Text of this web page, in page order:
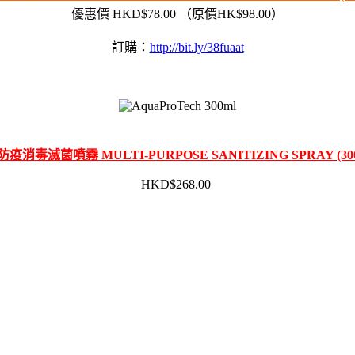
優惠價 HKD$78.00 （原價HK$98.00）
訂購： http://bit.ly/38fuaat
疫消毒滅菌噴霧 MULTI-PURPOSE SANITIZING SPRAY
HKD$268.00